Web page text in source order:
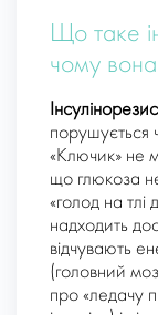
Що таке
чому
порушується
«Ключик» не
що глюкоза
«голод на тлі
надходить
відчувають
(головний
про «ледачу